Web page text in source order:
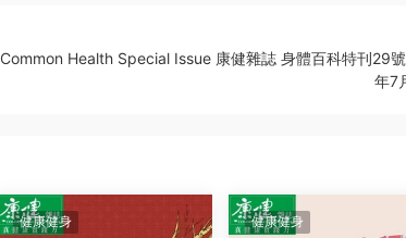
Common Health Special Issue 康健雜誌 身體百科特刊29
年7
健康健身 健康健身